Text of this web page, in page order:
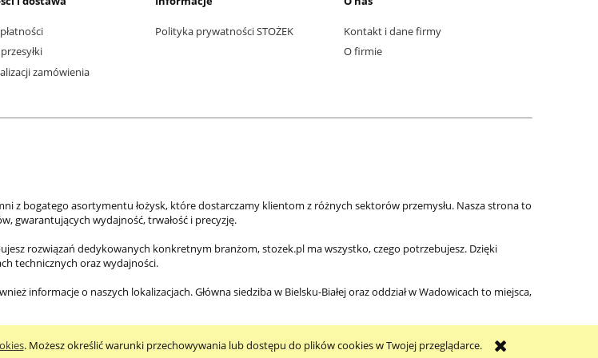
. Możesz określić warunki przechowywania lub dostępu do plików cookies w Twojej przeglądarce.
zamówienia
Polityka prywatności STOŻEK
Kontakt i dane firmy
O firmie
z bogatego asortymentu łożysk, które dostarczamy klientom z różnych sektorów przemysłu. Nasza strona to
gwarantujących wydajność, trwałość i precyzję.
rozwiązań dedykowanych konkretnym branżom, stozek.pl ma wszystko, czego potrzebujesz. Dzięki
technicznych oraz wydajności.
informacje o naszych lokalizacjach. Główna siedziba w Bielsku-Białej oraz oddział w Wadowicach to miejsca,
internetowy Shoper.pl